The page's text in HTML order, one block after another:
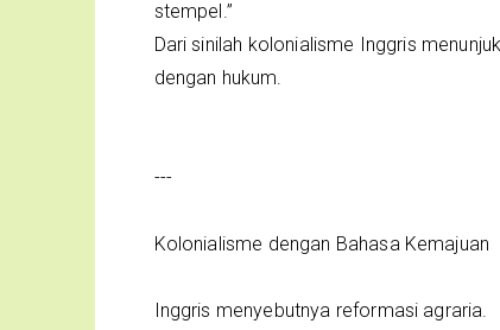
stempel.”
Dari sinilah kolonialisme Inggris
dengan hukum.
---
Kolonialisme dengan Bahasa Kemajuan
Inggris menyebutnya reformasi agraria.